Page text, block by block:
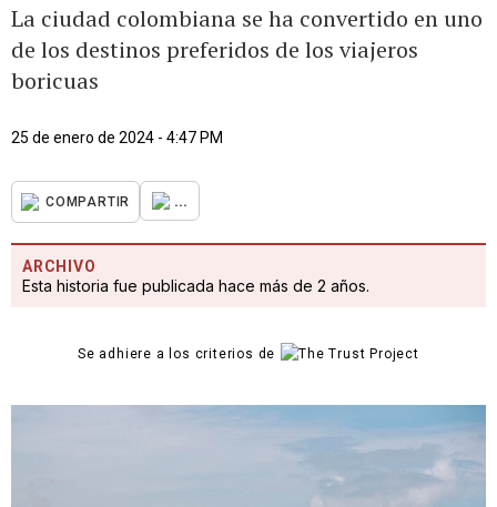
La ciudad colombiana se ha convertido en uno
de los destinos preferidos de los viajeros
boricuas
25 de enero de 2024 - 4:47 PM
COMPARTIR ...
ARCHIVO
Esta historia fue publicada hace más de 2 años.
Se adhiere a los criterios de